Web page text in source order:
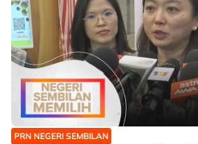
PRN NEGERI SEMBILAN